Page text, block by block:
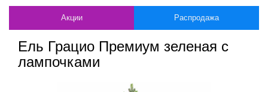
Акции Распродажа
Ель Грацио Премиум зеленая с
лампочками